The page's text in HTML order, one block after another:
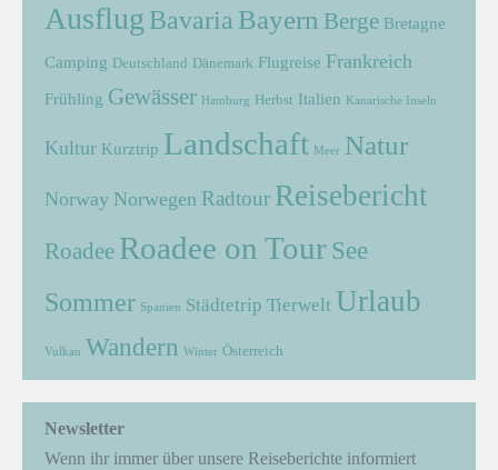
Ausflug Bavaria Bayern Berge Bretagne
Camping Deutschland Dänemark Flugreise Frankreich
Frühling Gewässer Hamburg Herbst Italien Kanarische Inseln
Kultur Kurztrip Landschaft Meer Natur
Norway Norwegen Radtour Reisebericht
Roadee Roadee on Tour See
Sommer Spanien Städtetrip Tierwelt Urlaub
Vulkan Wandern Winter Österreich
Newsletter
Wenn ihr immer über unsere Reiseberichte informiert